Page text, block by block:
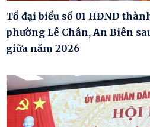
Tổ đại biểu số 01 HĐND
phường Lê Chân, An Biên
giữa năm 2026